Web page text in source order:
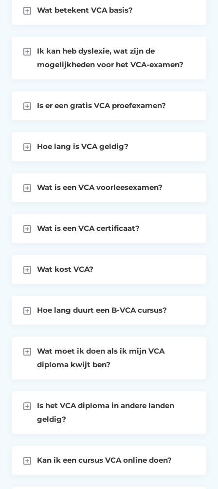
Wat betekent VCA basis?
Ik kan heb dyslexie, wat zijn de
mogelijkheden voor het VCA-examen?
Is er een gratis VCA proefexamen?
Hoe lang is VCA geldig?
Wat is een VCA voorleesexamen?
Wat is een VCA certificaat?
Wat kost VCA?
Hoe lang duurt een B-VCA cursus?
Wat moet ik doen als ik mijn VCA
diploma kwijt ben?
Is het VCA diploma in andere landen
geldig?
Kan ik een cursus VCA online doen?